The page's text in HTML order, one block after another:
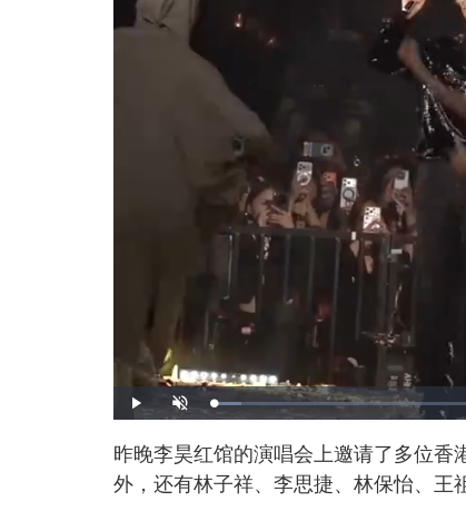
P
l
U
n
t
e
L
o
e
d
:
4
昨晚李昊红馆的演唱会上邀请了多位香
外，还有林子祥、李思捷、林保怡、王